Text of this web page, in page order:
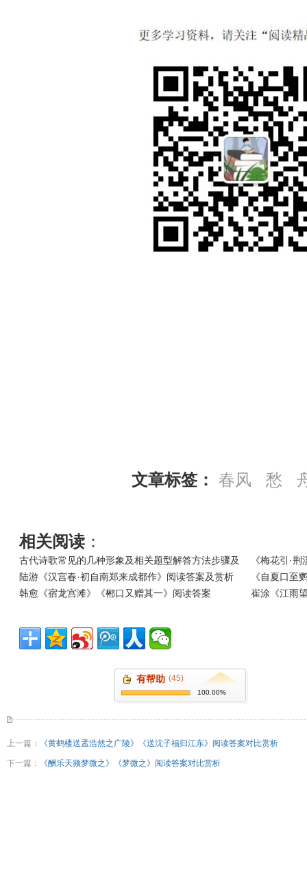
文章标签： 春风 愁
相关阅读 ：
古代诗歌常见的几种形象及相关题型解答方法步骤及
《梅花引·
陆游《汉宫春·初自南郑来成都作》阅读答案及赏析
《自夏口至
韩愈《宿龙宫滩》《郴口又赠其一》阅读答案
崔涂《江雨
有帮助 (45)
100.00%
上一篇： 《黄鹤楼送孟浩然之广陵》《送沈子福归江东》阅读答案对比赏析
下一篇： 《酬乐天频梦微之》《梦微之》阅读答案对比赏析